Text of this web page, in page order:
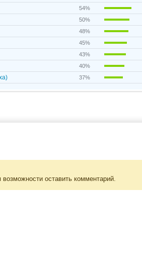
54%
50%
48%
45%
43%
40%
37%
возможности оставить комментарий.